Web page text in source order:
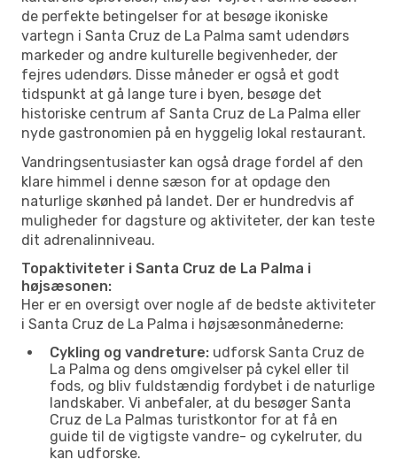
de perfekte betingelser for at besøge ikoniske
vartegn i Santa Cruz de La Palma samt udendørs
markeder og andre kulturelle begivenheder, der
fejres udendørs. Disse måneder er også et godt
tidspunkt at gå lange ture i byen, besøge det
historiske centrum af Santa Cruz de La Palma eller
nyde gastronomien på en hyggelig lokal restaurant.
Vandringsentusiaster kan også drage fordel af den
klare himmel i denne sæson for at opdage den
naturlige skønhed på landet. Der er hundredvis af
muligheder for dagsture og aktiviteter, der kan teste
dit adrenalinniveau.
Topaktiviteter i Santa Cruz de La Palma i
højsæsonen:
Her er en oversigt over nogle af de bedste aktiviteter
i Santa Cruz de La Palma i højsæsonmånederne:
Cykling og vandreture: udforsk Santa Cruz de
La Palma og dens omgivelser på cykel eller til
fods, og bliv fuldstændig fordybet i de naturlige
landskaber. Vi anbefaler, at du besøger Santa
Cruz de La Palmas turistkontor for at få en
guide til de vigtigste vandre- og cykelruter, du
kan udforske.